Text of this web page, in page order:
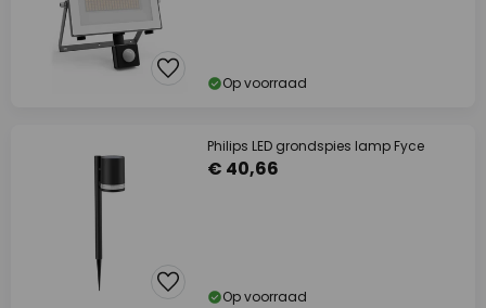
Op voorraad
Philips LED grondspies lamp Fyce
€ 40,66
Op voorraad